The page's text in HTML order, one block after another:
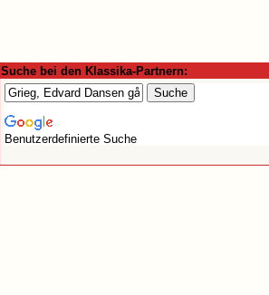
Suche bei den Klassika-Partnern:
Benutzerdefinierte Suche